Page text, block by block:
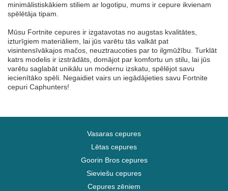
minimālistiskākiem stiliem ar logotipu, mums ir cepure ikvienam
spēlētāja tipam.
Mūsu Fortnite cepures ir izgatavotas no augstas kvalitātes,
izturīgiem materiāliem, lai jūs varētu tās valkāt pat
visintensīvākajos mačos, neuztraucoties par to ilgmūžību. Turklāt
katrs modelis ir izstrādāts, domājot par komfortu un stilu, lai jūs
varētu saglabāt unikālu un modernu izskatu, spēlējot savu
iecienītāko spēli. Negaidiet vairs un iegādājieties savu Fortnite
cepuri Caphunters!
Vasaras cepures
Lētas cepures
Goorin Bros cepures
Sieviešu cepures
Cepures zēniem